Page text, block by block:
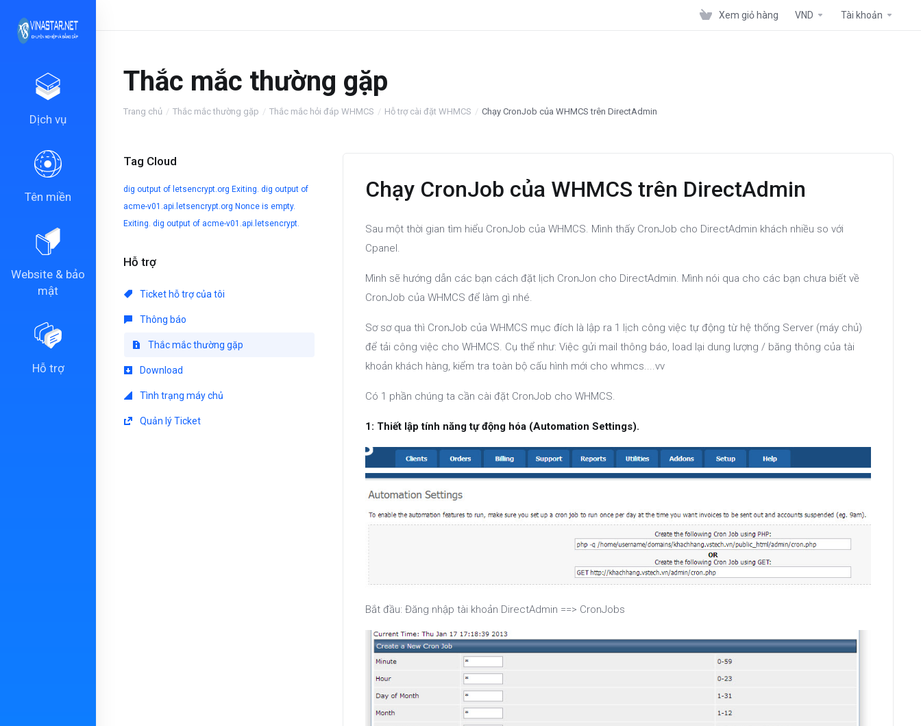
Dịch vụ
Tên miền
Website & bảo
mật
Hỗ trợ
Xem giỏ hàng VND Tài khoản
Thắc mắc thường gặp
Trang chủ Thắc mắc thường gặp Thắc mắc hỏi đáp WHMCS Hỗ trợ cài đặt WHMCS Chạy CronJob của WHMCS trên DirectAdmin
Tag Cloud
dig output of letsencrypt.org Exiting. dig output of
acme-v01.api.letsencrypt.org Nonce is empty.
Exiting. dig output of acme-v01.api.letsencrypt.
Hỗ trợ
Ticket hỗ trợ của tôi
Thông báo
Thắc mắc thường gặp
Download
Tình trạng máy chủ
Quản lý Ticket
Chạy CronJob của WHMCS trên DirectAdmin
Sau một thời gian tìm hiểu CronJob của WHMCS. Mình thấy CronJob cho DirectAdmin khách nhiều so với
Cpanel.
Mình sẽ hướng dẫn các bạn cách đặt lịch CronJon cho DirectAdmin. Mình nói qua cho các bạn chưa biết về
CronJob của WHMCS để làm gì nhé.
Sơ sơ qua thì CronJob của WHMCS mục đích là lập ra 1 lịch công việc tự động từ hệ thống Server (máy chủ)
để tải công việc cho WHMCS. Cụ thể như: Việc gửi mail thông báo, load lại dung lượng / băng thông của tài
khoản khách hàng, kiểm tra toàn bộ cấu hình mới cho whmcs....vv
Có 1 phần chúng ta cần cài đặt CronJob cho WHMCS.
1: Thiết lập tính năng tự động hóa (Automation Settings).
Bắt đầu: Đăng nhập tài khoản DirectAdmin ==> CronJobs